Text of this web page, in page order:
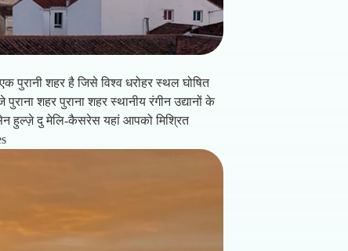
शहर है जिसे विश्व धरोहर स्थल घोषित
शहर पुराना शहर स्थानीय रंगीन उद्यानों के
हुल्ज़े दु मेलि-कैसरेस यहां आपको मिश्रित